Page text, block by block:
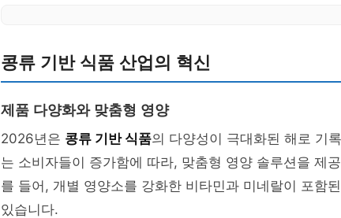
콩류 기반 식품 산업의 혁신
제품 다양화와 맞춤형 영양
2026년은 콩류 기반 식품의 다양성이 극대화된 해로 기
는 소비자들이 증가함에 따라, 맞춤형 영양 솔루션을 제
를 들어, 개별 영양소를 강화한 비타민과 미네랄이 포함
있습니다.